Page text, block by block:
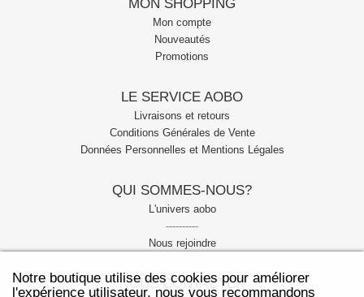
Notre boutique utilise des cookies pour améliorer
l'expérience utilisateur, nous vous recommandons
MON SHOPPING
Mon compte
Nouveautés
Promotions
LE SERVICE AOBO
Livraisons et retours
Conditions Générales de Vente
Données Personnelles et Mentions Légales
QUI SOMMES-NOUS?
L'univers aobo
----------
Nous rejoindre
NOUS CONTACTER